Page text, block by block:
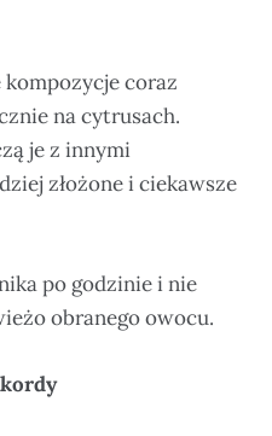
kompozycje coraz
na cytrusach.
je z innymi
złożone i ciekawsze
po godzinie i nie
obranego owocu.